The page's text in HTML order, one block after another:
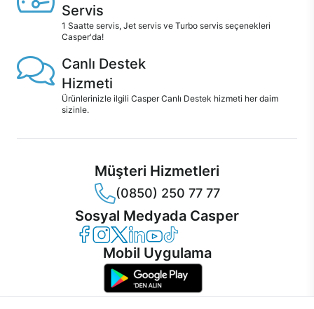
Servis
1 Saatte servis, Jet servis ve Turbo servis seçenekleri
Casper'da!
Canlı Destek
Hizmeti
Ürünlerinizle ilgili Casper Canlı Destek hizmeti her daim
sizinle.
Müşteri Hizmetleri
(0850) 250 77 77
Sosyal Medyada Casper
Casper Facebook
Casper Instagram
Casper Twitter
Casper LinkedIn
Casper YouTube
Casper TikTok
Mobil Uygulama